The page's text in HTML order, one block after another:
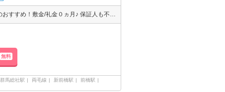
LINE申込対応（来店不要）現地待ち合わせOK！エイブル高崎駅前店のおすすめ！敷金/礼金０ヵ月♪ 保証人も不要です！ エイブルはクレジット決済可能です♪高崎駅前店にお車でお越しの際は提携駐車場がございます（＾＾）♪『ココ・ウエスト』で検索下さい（＾＾）エイブル高崎駅前店は賃貸・売買・管理など不動産全般でご相談できます。
無料
群馬総社駅 両毛線 新前橋駅
前橋駅